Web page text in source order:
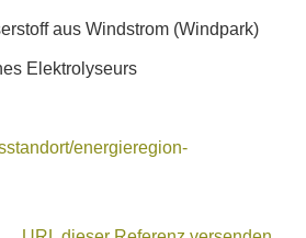
aus Windstrom (Windpark)
Elektrolyseurs
energieregion-